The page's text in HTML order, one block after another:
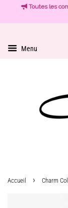
Toutes les
Menu
Accueil › Charm